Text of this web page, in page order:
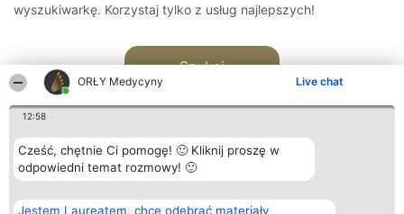
ORŁY Medycyny Live chat
12:58
Cześć, chętnie Ci pomogę! 🙂 Kliknij proszę w
odpowiedni temat rozmowy! 🙂
Jestem Laureatem, chcę odebrać materiały
wyszukiwarkę. Korzystaj tylko z usług najlepszych!
Szukaj
Organizator plebiscytu
Bright Side Solutions sp. z o.
Plebiscyt
Laureaci
Kontakt
Kontakt